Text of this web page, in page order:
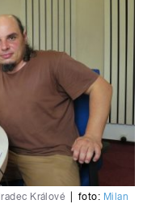
Králové foto: Milan